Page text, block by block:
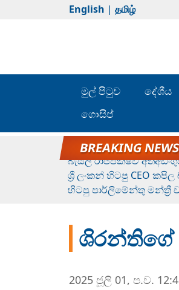
English | தமிழ்
මුල් පිටුව දේශීය
ගොසිප්
රන් ගෙනා රුමේෂ්ගේ
බැසිල් රාජපක්ෂව
ශ්‍රී ලංකන් හිටපු CEO
හිටපු පාර්ලිමේන්තු මන්ත්‍රී
ශිරන්තිගේ
2025 ජූලි 01, ප.ව.